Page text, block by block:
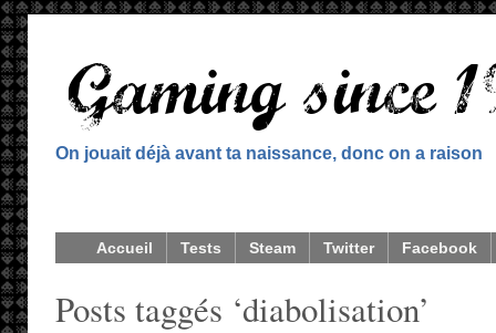
On jouait déjà avant ta naissance, donc on a raison
Accueil Tests Steam Twitter Facebook
Posts taggés ‘diabolisation’